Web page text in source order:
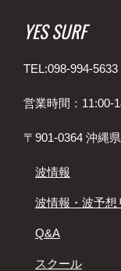
YES SURF
TEL:098-994-5633
営業時間：11:00-
〒901-0364 沖縄
波情報
波情報・波予想
Q&A
スクール